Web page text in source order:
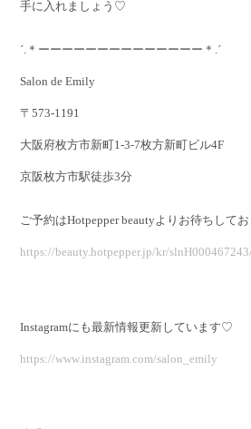
手に入れましょう♡
´.＊ーーーーーーーーーーーーーー＊.´
Salon de Emily
〒573-1191
大阪府枚方市新町1-3-7枚方新町ビル4F
京阪枚方市駅徒歩3分
ご予約はHotpepper beautyよりお待ちして
https://beauty.hotpepper.jp/kr/
Instagramにも最新情報更新しています♡
https://www.instagram.com/salon_emily